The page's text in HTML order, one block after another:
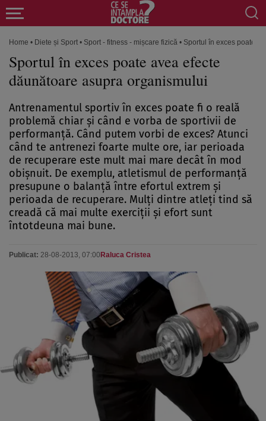
Home • Diete și Sport • Sport - fitness - mișcare fizică • Sportul în exces poate
Sportul în exces poate avea efecte
dăunătoare asupra organismului
Antrenamentul sportiv în exces poate fi o reală
problemă chiar şi când e vorba de sportivii de
performanţă. Când putem vorbi de exces? Atunci
când te antrenezi foarte multe ore, iar perioada
de recuperare este mult mai mare decât în mod
obişnuit. De exemplu, atletismul de performanţă
presupune o balanţă între efortul extrem şi
perioada de recuperare. Mulţi dintre atleţi tind să
creadă că mai multe exerciţii şi efort sunt
întotdeuna mai bune.
Publicat: 28-08-2013, 07:00 Raluca Cristea